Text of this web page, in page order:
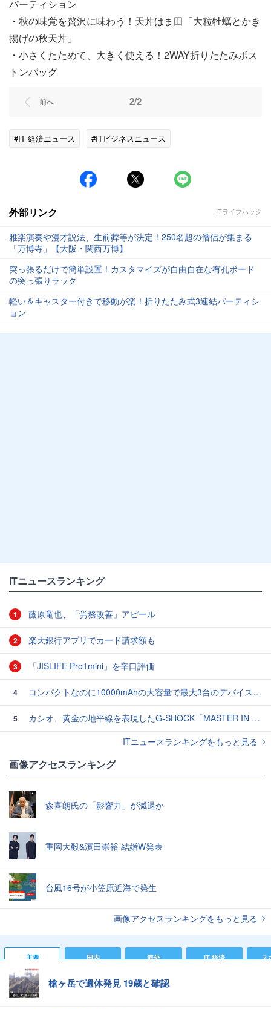
パーティション
・秋の味覚を贅沢に味わう！天丼はま田「大粒牡蠣とかき
揚げの秋天丼」
・小さくたためて、大きく使える！2WAY折りたたみボス
トンバッグ
前へ 2/2
#IT 経済ニュース #ITビジネスニュース
外部リンク ITライフハック
雅楽演奏や漫才説法、生前葬等が決定！250名超の僧侶が集まる
「万博寺」【大阪・関西万博】
突っ張るだけで簡単設置！カスタマイズが自由自在な有孔ボード
の突っ張りラック
軽い＆キャスター付きで移動が楽！折りたたみ式3連結パーティシ
ョン
ITニュースランキング
1 藤原竜也、「労務改善」アピール
2 楽天銀行アプリでカード請求額も
3 「JISLIFE Pro1mini」を辛口評価
4 コンパクトなのに10000mAhの大容量で最大3台のデバイスを同時充電できる半固体モバイルバッテリー「SMARTCOBY Pro SLIM SS」レビュー
5
カシオ、黄金の地平線を表現したG-SHOCK「MASTER IN HORIZON GOLD」3モデル
ITニュースランキングをもっと見る
画像アクセスランキング
森喜朗氏の「影響力」が減退か
重岡大毅&濱田崇裕 結婚W発表
台風16号が小笠原近海で発生
画像アクセスランキングをもっと見る
主要 国内 海外 IT 経済 ス
槍ヶ岳で遺体発見 19歳と確認